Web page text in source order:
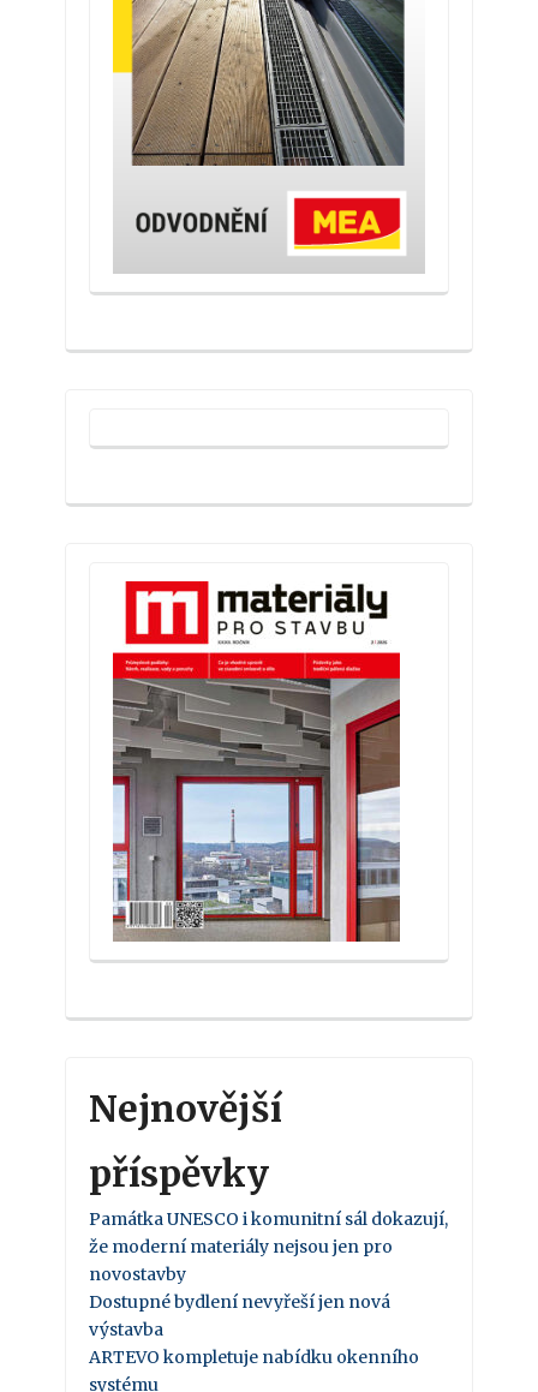
Nejnovější
příspěvky
Památka UNESCO i komunitní sál dokazují,
že moderní materiály nejsou jen pro
novostavby
Dostupné bydlení nevyřeší jen nová
výstavba
ARTEVO kompletuje nabídku okenního
systému